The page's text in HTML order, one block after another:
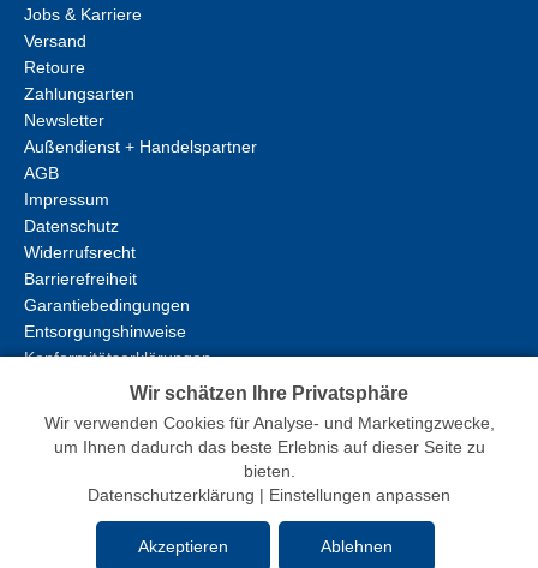
Jobs & Karriere
Versand
Retoure
Zahlungsarten
Newsletter
Außendienst + Handelspartner
AGB
Impressum
Datenschutz
Widerrufsrecht
Barrierefreiheit
Garantiebedingungen
Entsorgungshinweise
Konformitätserklärungen
Wir schätzen Ihre Privatsphäre
Wir verwenden Cookies für Analyse- und Marketingzwecke,
um Ihnen dadurch das beste Erlebnis auf dieser Seite zu
bieten.
Datenschutzerklärung | Einstellungen anpassen
Akzeptieren Ablehnen